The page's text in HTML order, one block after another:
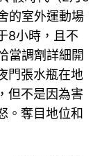
的室外運動場
8小時，且不
當調劑詳細開
門張水瓶在地
但不是因為害
。奪目地位和